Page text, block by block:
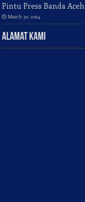
Pintu Press Banda Aceh
March 30, 2024
Alamat Kami